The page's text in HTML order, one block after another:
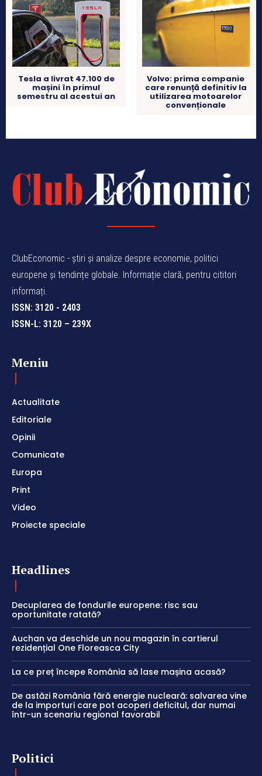
Tesla a livrat 47.100 de
mașini în primul
semestru al acestui an
Volvo: prima companie
care renunță definitiv la
utilizarea motoarelor
convenționale
ClubEconomic - știri și analize despre economie, politici
europene și tendințe globale. Informație clară, pentru cititori
informați.
ISSN: 3120 - 2403
ISSN-L: 3120 – 239X
Meniu
Actualitate
Editoriale
Opinii
Comunicate
Europa
Print
Video
Proiecte speciale
Headlines
Decuplarea de fondurile europene: risc sau
oportunitate ratată?
Auchan va deschide un nou magazin în cartierul
rezidențial One Floreasca City
La ce preț începe România să lase mașina acasă?
De astăzi România fără energie nucleară: salvarea vine
de la importuri care pot acoperi deficitul, dar numai
într-un scenariu regional favorabil
Politici